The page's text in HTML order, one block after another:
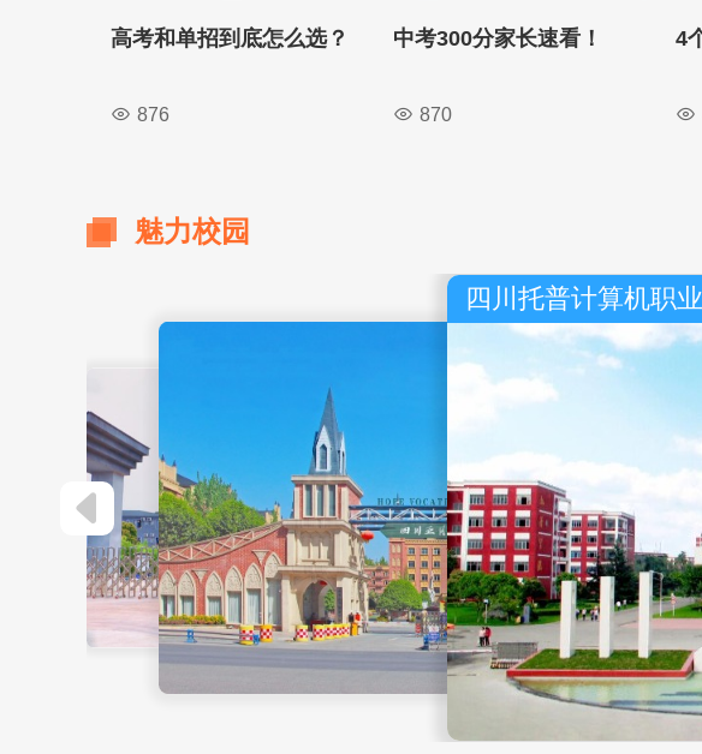
高考和单招到底怎么选？
876
中考300分家长速看！
870
4
魅力校园
四川省南充师范学校